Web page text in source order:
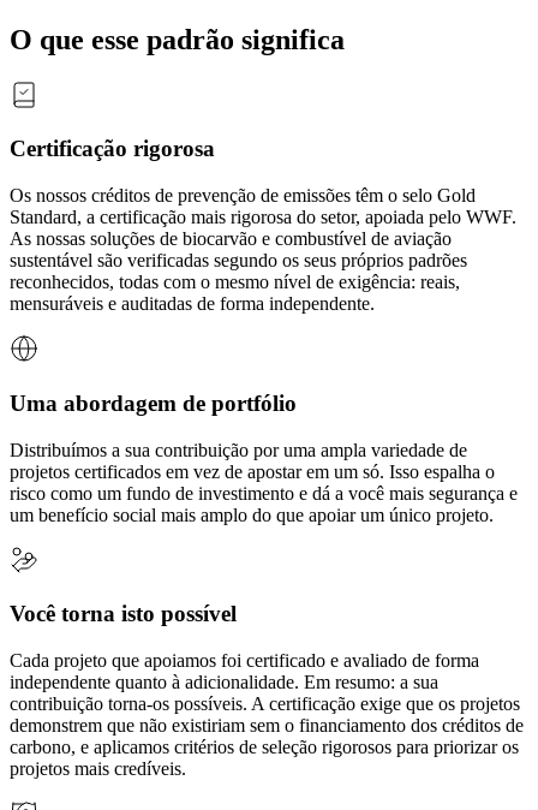
O que esse padrão significa
Certificação rigorosa
Os nossos créditos de prevenção de emissões têm o selo Gold
Standard, a certificação mais rigorosa do setor, apoiada pelo WWF.
As nossas soluções de biocarvão e combustível de aviação
sustentável são verificadas segundo os seus próprios padrões
reconhecidos, todas com o mesmo nível de exigência: reais,
mensuráveis e auditadas de forma independente.
Uma abordagem de portfólio
Distribuímos a sua contribuição por uma ampla variedade de
projetos certificados em vez de apostar em um só. Isso espalha o
risco como um fundo de investimento e dá a você mais segurança e
um benefício social mais amplo do que apoiar um único projeto.
Você torna isto possível
Cada projeto que apoiamos foi certificado e avaliado de forma
independente quanto à adicionalidade. Em resumo: a sua
contribuição torna-os possíveis. A certificação exige que os projetos
demonstrem que não existiriam sem o financiamento dos créditos de
carbono, e aplicamos critérios de seleção rigorosos para priorizar os
projetos mais credíveis.